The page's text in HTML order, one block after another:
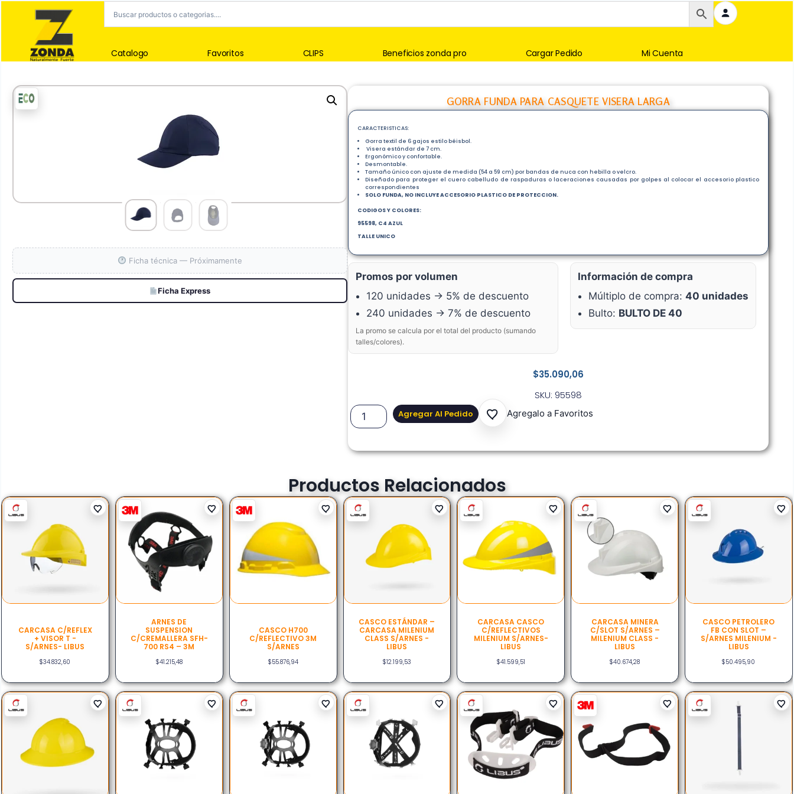
Catalogo Favoritos CLIPS Beneficios zonda pro Cargar Pedido Mi Cuenta
GORRA FUNDA PARA CASQUETE VISERA LARGA
$35.090,06
CARACTERISTICAS:
Gorra textil de 6 gajos estilo béisbol.
Visera estándar de 7 cm.
Ergonómico y confortable.
Desmontable.
Tamaño único con ajuste de medida (54 a 59 cm) por bandas de nuca con hebilla o velcro.
Diseñado para proteger el cuero cabelludo de raspaduras o laceraciones causadas por golpes al colocar el accesorio plastico
correspondientes
SOLO FUNDA, NO INCLUYE ACCESORIO PLASTICO DE PROTECCION.
CODIGOS Y COLORES:
95598, C4 AZUL
TALLE UNICO
SKU: 95598
Agregar Al Pedido Agregalo a Favoritos
Promos por volumen
120 unidades → 5% de descuento
240 unidades → 7% de descuento
La promo se calcula por el total del producto (sumando
talles/colores).
Información de compra
Múltiplo de compra:40 unidades
Bulto: BULTO DE 40
Ficha técnica — Próximamente
Ficha Express
Productos Relacionados
CARCASA C/REFLEX
+ VISOR T -
S/ARNES- LIBUS
$34.832,60
ARNES DE
SUSPENSION
C/CREMALLERA SFH-
700 RS4 – 3M
$41.215,48
CASCO H700
C/REFLECTIVO 3M
S/ARNES
$55.876,94
CASCO ESTÁNDAR –
CARCASA MILENIUM
CLASS S/ARNES -
LIBUS
$12.199,53
CARCASA CASCO
C/REFLECTIVOS
MILENIUM S/ARNES-
LIBUS
$41.599,51
CARCASA MINERA
C/SLOT S/ARNES –
MILENIUM CLASS -
LIBUS
$40.674,28
CASCO PETROLERO
FB CON SLOT –
S/ARNES MILENIUM -
LIBUS
$50.495,90